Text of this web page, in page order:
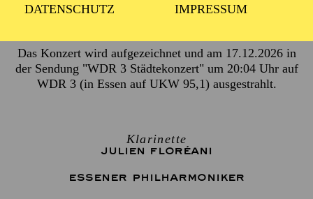
DATENSCHUTZ IMPRESSUM
Das Konzert wird aufgezeichnet und am 17.12.2026 in
der Sendung "WDR 3 Städtekonzert" um 20:04 Uhr auf
WDR 3 (in Essen auf UKW 95,1) ausgestrahlt.
Klarinette
JULIEN FLORÉANI
ESSENER PHILHARMONIKER